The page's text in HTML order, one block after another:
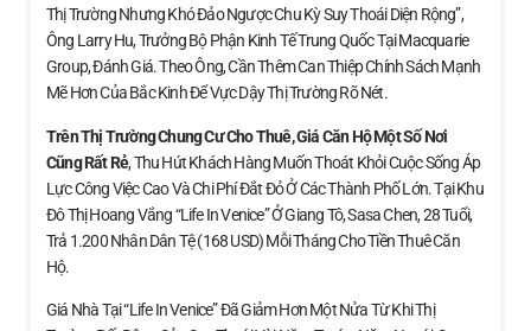
Thị Trường Nhưng Khó Đảo Ngược Chu Kỳ Suy Thoái Diện Rộng”,
Ông Larry Hu, Trưởng Bộ Phận Kinh Tế Trung Quốc Tại Macquarie
Group, Đánh Giá. Theo Ông, Cần Thêm Can Thiệp Chính Sách Mạnh
Mẽ Hơn Của Bắc Kinh Để Vực Dậy Thị Trường Rõ Nét.
Trên Thị Trường Chung Cư Cho Thuê, Giá Căn HộMột Số Nơi
Cũng Rất Rẻ, Thu Hút Khách Hàng Muốn Thoát Khỏi Cuộc Sống Áp
Lực Công Việc Cao Và Chi Phí Đắt Đỏ Ở Các Thành Phố Lớn. Tại Khu
Đô Thị Hoang Vắng “Life In Venice” Ở Giang Tô, Sasa Chen, 28 Tuổi,
Trả 1.200 Nhân Dân Tệ (168 USD) Mỗi Tháng Cho Tiền Thuê Căn
Hộ.
Giá Nhà Tại “Life In Venice” Đã Giảm Hơn Một Nửa Từ Khi Thị